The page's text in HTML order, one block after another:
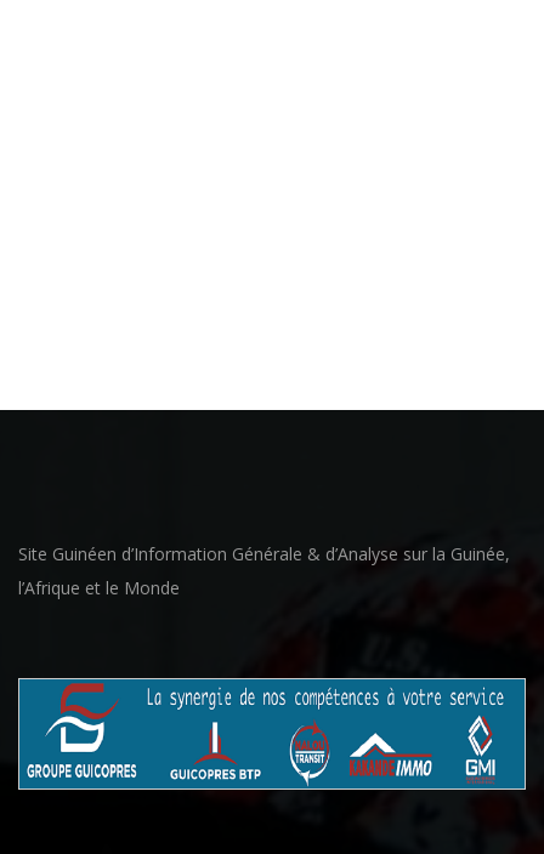
Site Guinéen d’Information Générale & d’Analyse sur la Guinée,
l’Afrique et le Monde